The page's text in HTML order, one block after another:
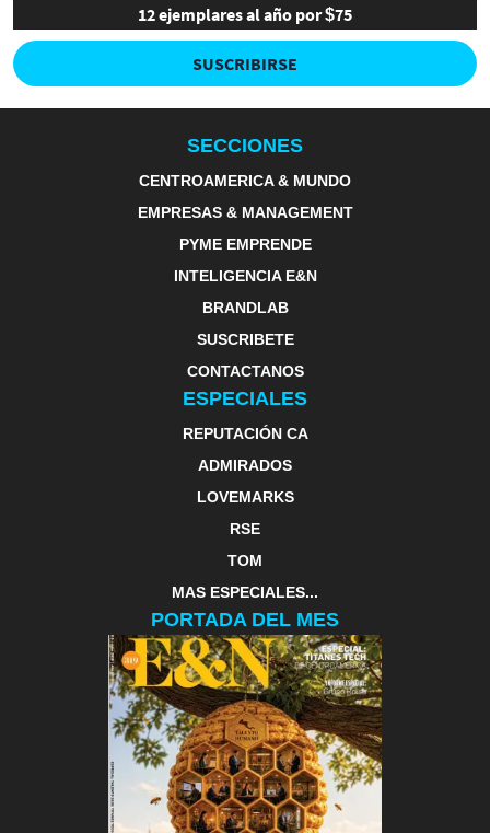
12 ejemplares al año por $75
SUSCRIBIRSE
SECCIONES
CENTROAMERICA & MUNDO
EMPRESAS & MANAGEMENT
PYME EMPRENDE
INTELIGENCIA E&N
BRANDLAB
SUSCRIBETE
CONTACTANOS
ESPECIALES
REPUTACIÓN CA
ADMIRADOS
LOVEMARKS
RSE
TOM
MAS ESPECIALES...
PORTADA DEL MES